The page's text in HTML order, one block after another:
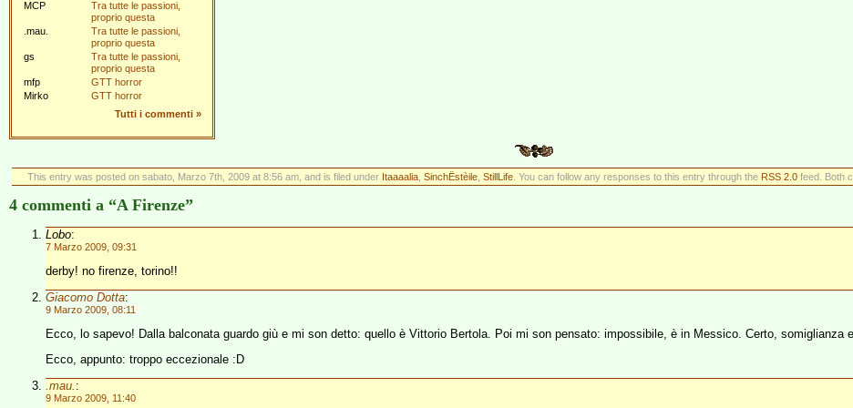
MCP
Tra tutte le passioni,
proprio questa
.mau.
Tra tutte le passioni,
proprio questa
gs
Tra tutte le passioni,
proprio questa
mfp
GTT horror
Mirko
GTT horror
Tutti i commenti »
This entry was posted on sabato, Marzo 7th, 2009 at 8:56 am, and is filed under Itaaaalia, SinchËstèile, StillLife. You can follow any responses to this entry through the RSS 2.0feed. Both
4 commenti a “A Firenze”
Lobo:
7 Marzo 2009, 09:31
derby! no firenze, torino!!
Giacomo Dotta:
9 Marzo 2009, 08:11
Ecco, lo sapevo! Dalla balconata guardo giù e mi son detto: quello è Vittorio Bertola. Poi mi son pensato: impossibile, è in Messico. Certo, somiglianza
Ecco, appunto: troppo eccezionale :D
.mau. :
9 Marzo 2009, 11:40